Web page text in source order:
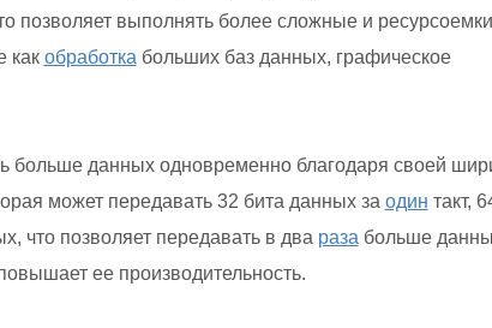
выполнять более сложные и
как обработка больших баз данных, графическое
больше данных одновременно благодаря своей
может передавать 32 бита данных за один такт,
что позволяет передавать в два раза больше
ее производительность.